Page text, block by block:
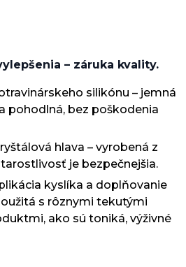
– záruka kvality.
silikónu – jemná
pohodlná, bez poškodenia
hlava – vyrobená z
je bezpečnejšia.
kyslíka a doplňovanie
s rôznymi tekutými
ako sú toniká, výživné